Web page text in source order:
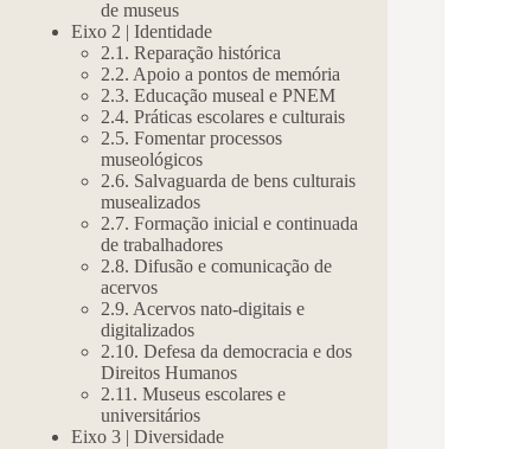
de museus
Eixo 2 | Identidade
2.1. Reparação histórica
2.2. Apoio a pontos de memória
2.3. Educação museal e PNEM
2.4. Práticas escolares e culturais
2.5. Fomentar processos
museológicos
2.6. Salvaguarda de bens culturais
musealizados
2.7. Formação inicial e continuada
de trabalhadores
2.8. Difusão e comunicação de
acervos
2.9. Acervos nato-digitais e
digitalizados
2.10. Defesa da democracia e dos
Direitos Humanos
2.11. Museus escolares e
universitários
Eixo 3 | Diversidade